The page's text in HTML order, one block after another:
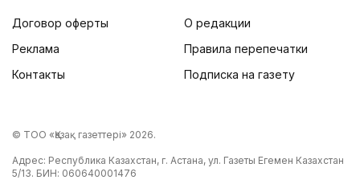
Договор оферты
Реклама
Контакты
О редакции
Правила перепечатки
Подписка на газету
© ТОО «Қазақ газеттері» 2026.
Адрес: Республика Казахстан, г. Астана, ул. Газеты Егемен Казахстан
5/13. БИН: 060640001476